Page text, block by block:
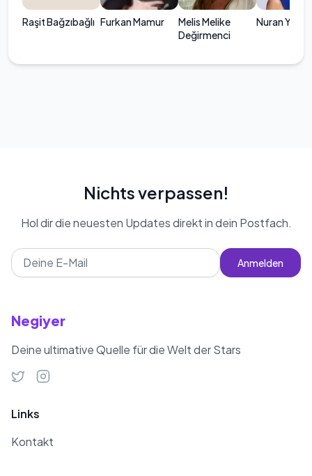
Raşit Bağzıbağlı Furkan Mamur
Melis Melike
Değirmenci
Nuran Yıldız
Nichts verpassen!
Hol dir die neuesten Updates direkt in dein Postfach.
Anmelden
Negiyer
Deine ultimative Quelle für die Welt der Stars
Links
Kontakt